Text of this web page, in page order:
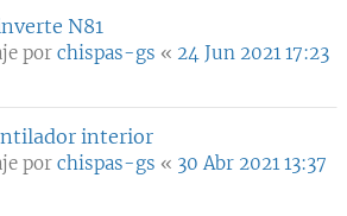
N81
por chispas-gs « 24 Jun 2021 17:23
interior
por chispas-gs « 30 Abr 2021 13:37